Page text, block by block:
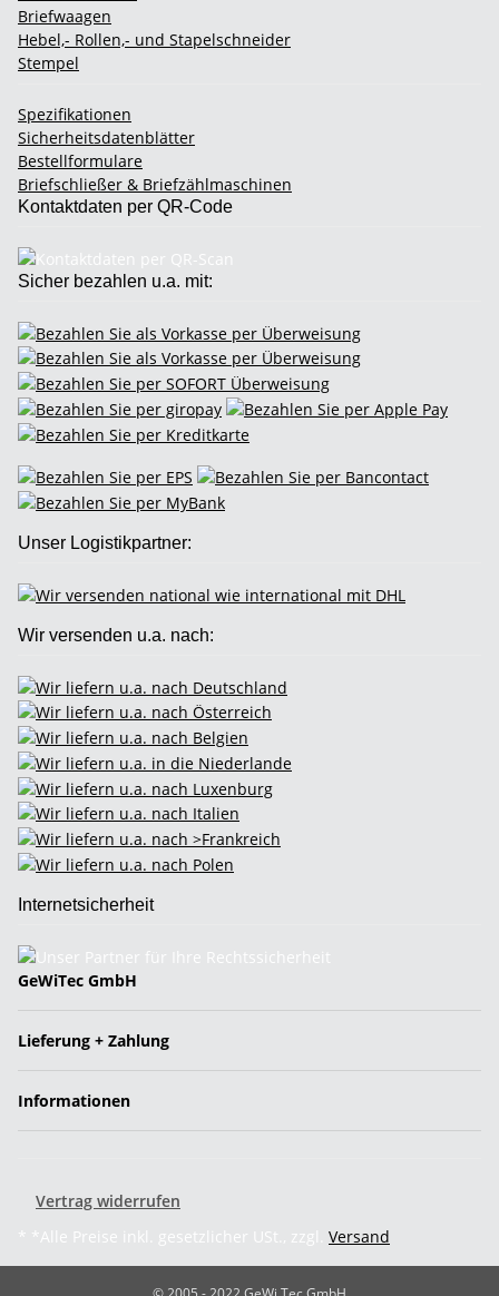
Briefwaagen
Hebel,- Rollen,- und Stapelschneider
Stempel
Spezifikationen
Sicherheitsdatenblätter
Bestellformulare
Briefschließer & Briefzählmaschinen
Kontaktdaten per QR-Code
Sicher bezahlen u.a. mit:
Unser Logistikpartner:
Wir versenden u.a. nach:
Internetsicherheit
GeWiTec GmbH
Lieferung + Zahlung
Informationen
Vertrag widerrufen
* *Alle Preise inkl. gesetzlicher USt., zzgl. Versand